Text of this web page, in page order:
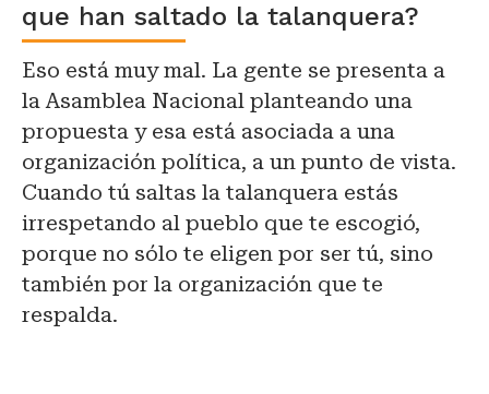
que han saltado la talanquera?
Eso está muy mal. La gente se presenta a
la Asamblea Nacional planteando una
propuesta y esa está asociada a una
organización política, a un punto de vista.
Cuando tú saltas la talanquera estás
irrespetando al pueblo que te escogió,
porque no sólo te eligen por ser tú, sino
también por la organización que te
respalda.